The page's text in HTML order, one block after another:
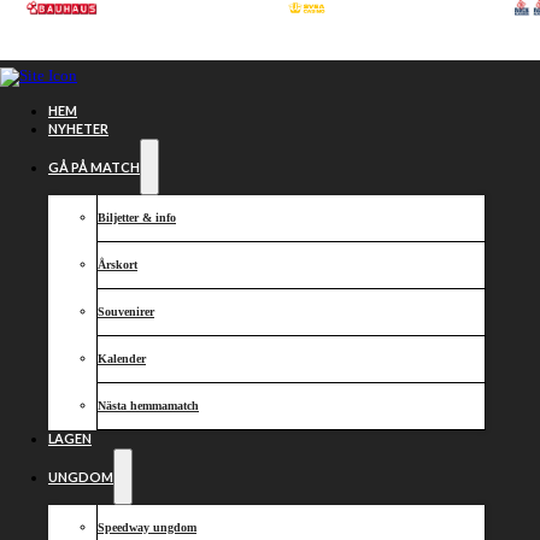
Hoppa till huvudinnehåll
HEM
NYHETER
GÅ PÅ MATCH
Biljetter & info
Årskort
Souvenirer
Kalender
Nästa hemmamatch
LAGEN
UNGDOM
Speedway ungdom
Spännande